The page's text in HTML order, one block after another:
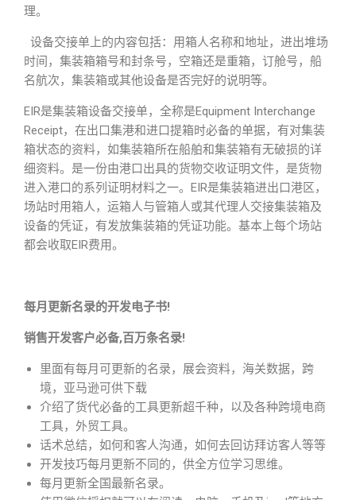
理。
设备交接单上的内容包括：用箱人名称和地址，进出堆场
时间，集装箱箱号和封条号，空箱还是重箱，订舱号，船
名航次，集装箱或其他设备是否完好的说明等。
EIR是集装箱设备交接单，全称是Equipment Interchange
Receipt，在出口集港和进口提箱时必备的单据，有对集装
箱状态的资料，如集装箱所在船舶和集装箱有无破损的详
细资料。是一份由港口出具的货物交收证明文件，是货物
进入港口的系列证明材料之一。EIR是集装箱进出口港区，
场站时用箱人，运箱人与管箱人或其代理人交接集装箱及
设备的凭证，有发放集装箱的凭证功能。基本上每个场站
都会收取EIR费用。
每月更新名录的开发电子书!
销售开发客户必备,百万条名录!
里面有每月可更新的名录，展会资料，海关数据，跨
境，亚马逊可供下载
介绍了货代必备的工具更新超千种，以及各种跨境电商
工具，外贸工具。
话术总结，如何和客人沟通，如何去回访拜访客人等等
开发技巧每月更新不同的，供全方位学习思维。
每月更新全国最新名录。